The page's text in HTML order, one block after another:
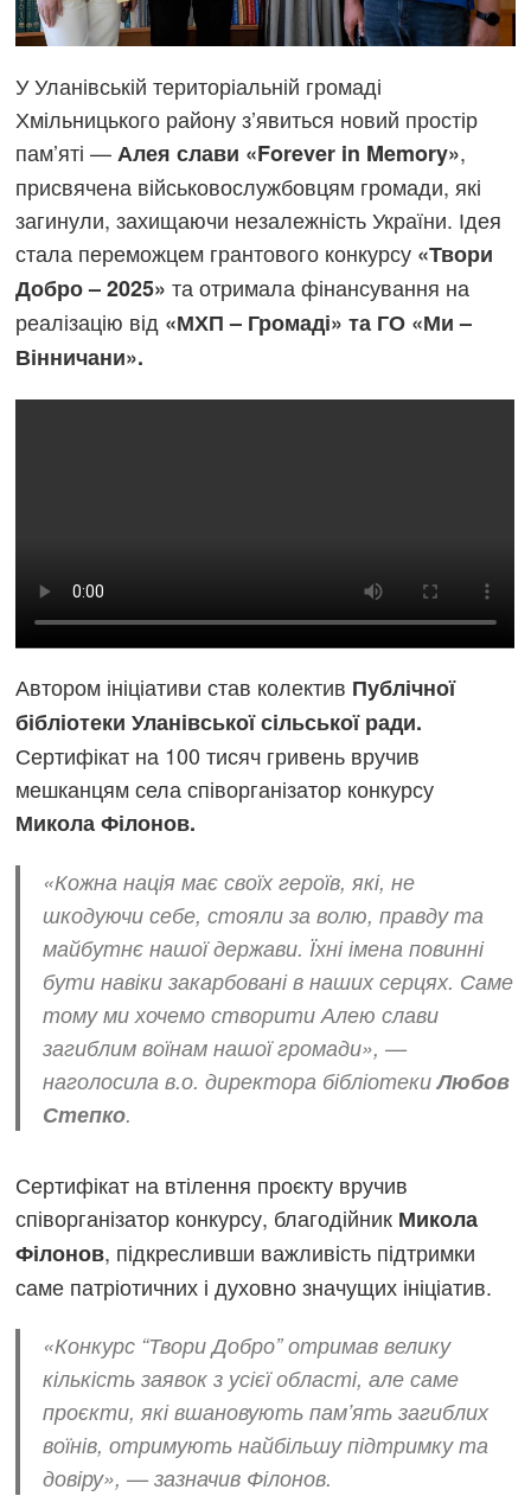
У Уланівській територіальній громаді
Хмільницького району з’явиться новий простір
пам’яті — Алея слави «Forever in Memory»,
присвячена військовослужбовцям громади, які
загинули, захищаючи незалежність України. Ідея
стала переможцем грантового конкурсу «Твори
Добро – 2025» та отримала фінансування на
реалізацію від «МХП – Громаді» та ГО «Ми –
Вінничани».
Автором ініціативи став колектив Публічної
бібліотеки Уланівської сільської ради.
Сертифікат на 100 тисяч гривень вручив
мешканцям села співорганізатор конкурсу
Микола Філонов.
«Кожна нація має своїх героїв, які, не
шкодуючи себе, стояли за волю, правду та
майбутнє нашої держави. Їхні імена повинні
бути навіки закарбовані в наших серцях. Саме
тому ми хочемо створити Алею слави
загиблим воїнам нашої громади», —
наголосила в.о. директора бібліотекиЛюбов
Степко.
Сертифікат на втілення проєкту вручив
співорганізатор конкурсу, благодійник Микола
Філонов, підкресливши важливість підтримки
саме патріотичних і духовно значущих ініціатив.
«Конкурс “Твори Добро” отримав велику
кількість заявок з усієї області, але саме
проєкти, які вшановують пам’ять загиблих
воїнів, отримують найбільшу підтримку та
довіру», — зазначив Філонов.